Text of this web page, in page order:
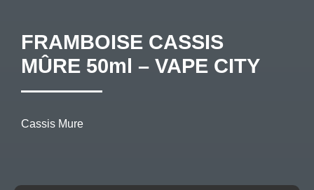
FRAMBOISE CASSIS
MÛRE 50ml – VAPE CITY
Cassis Mure